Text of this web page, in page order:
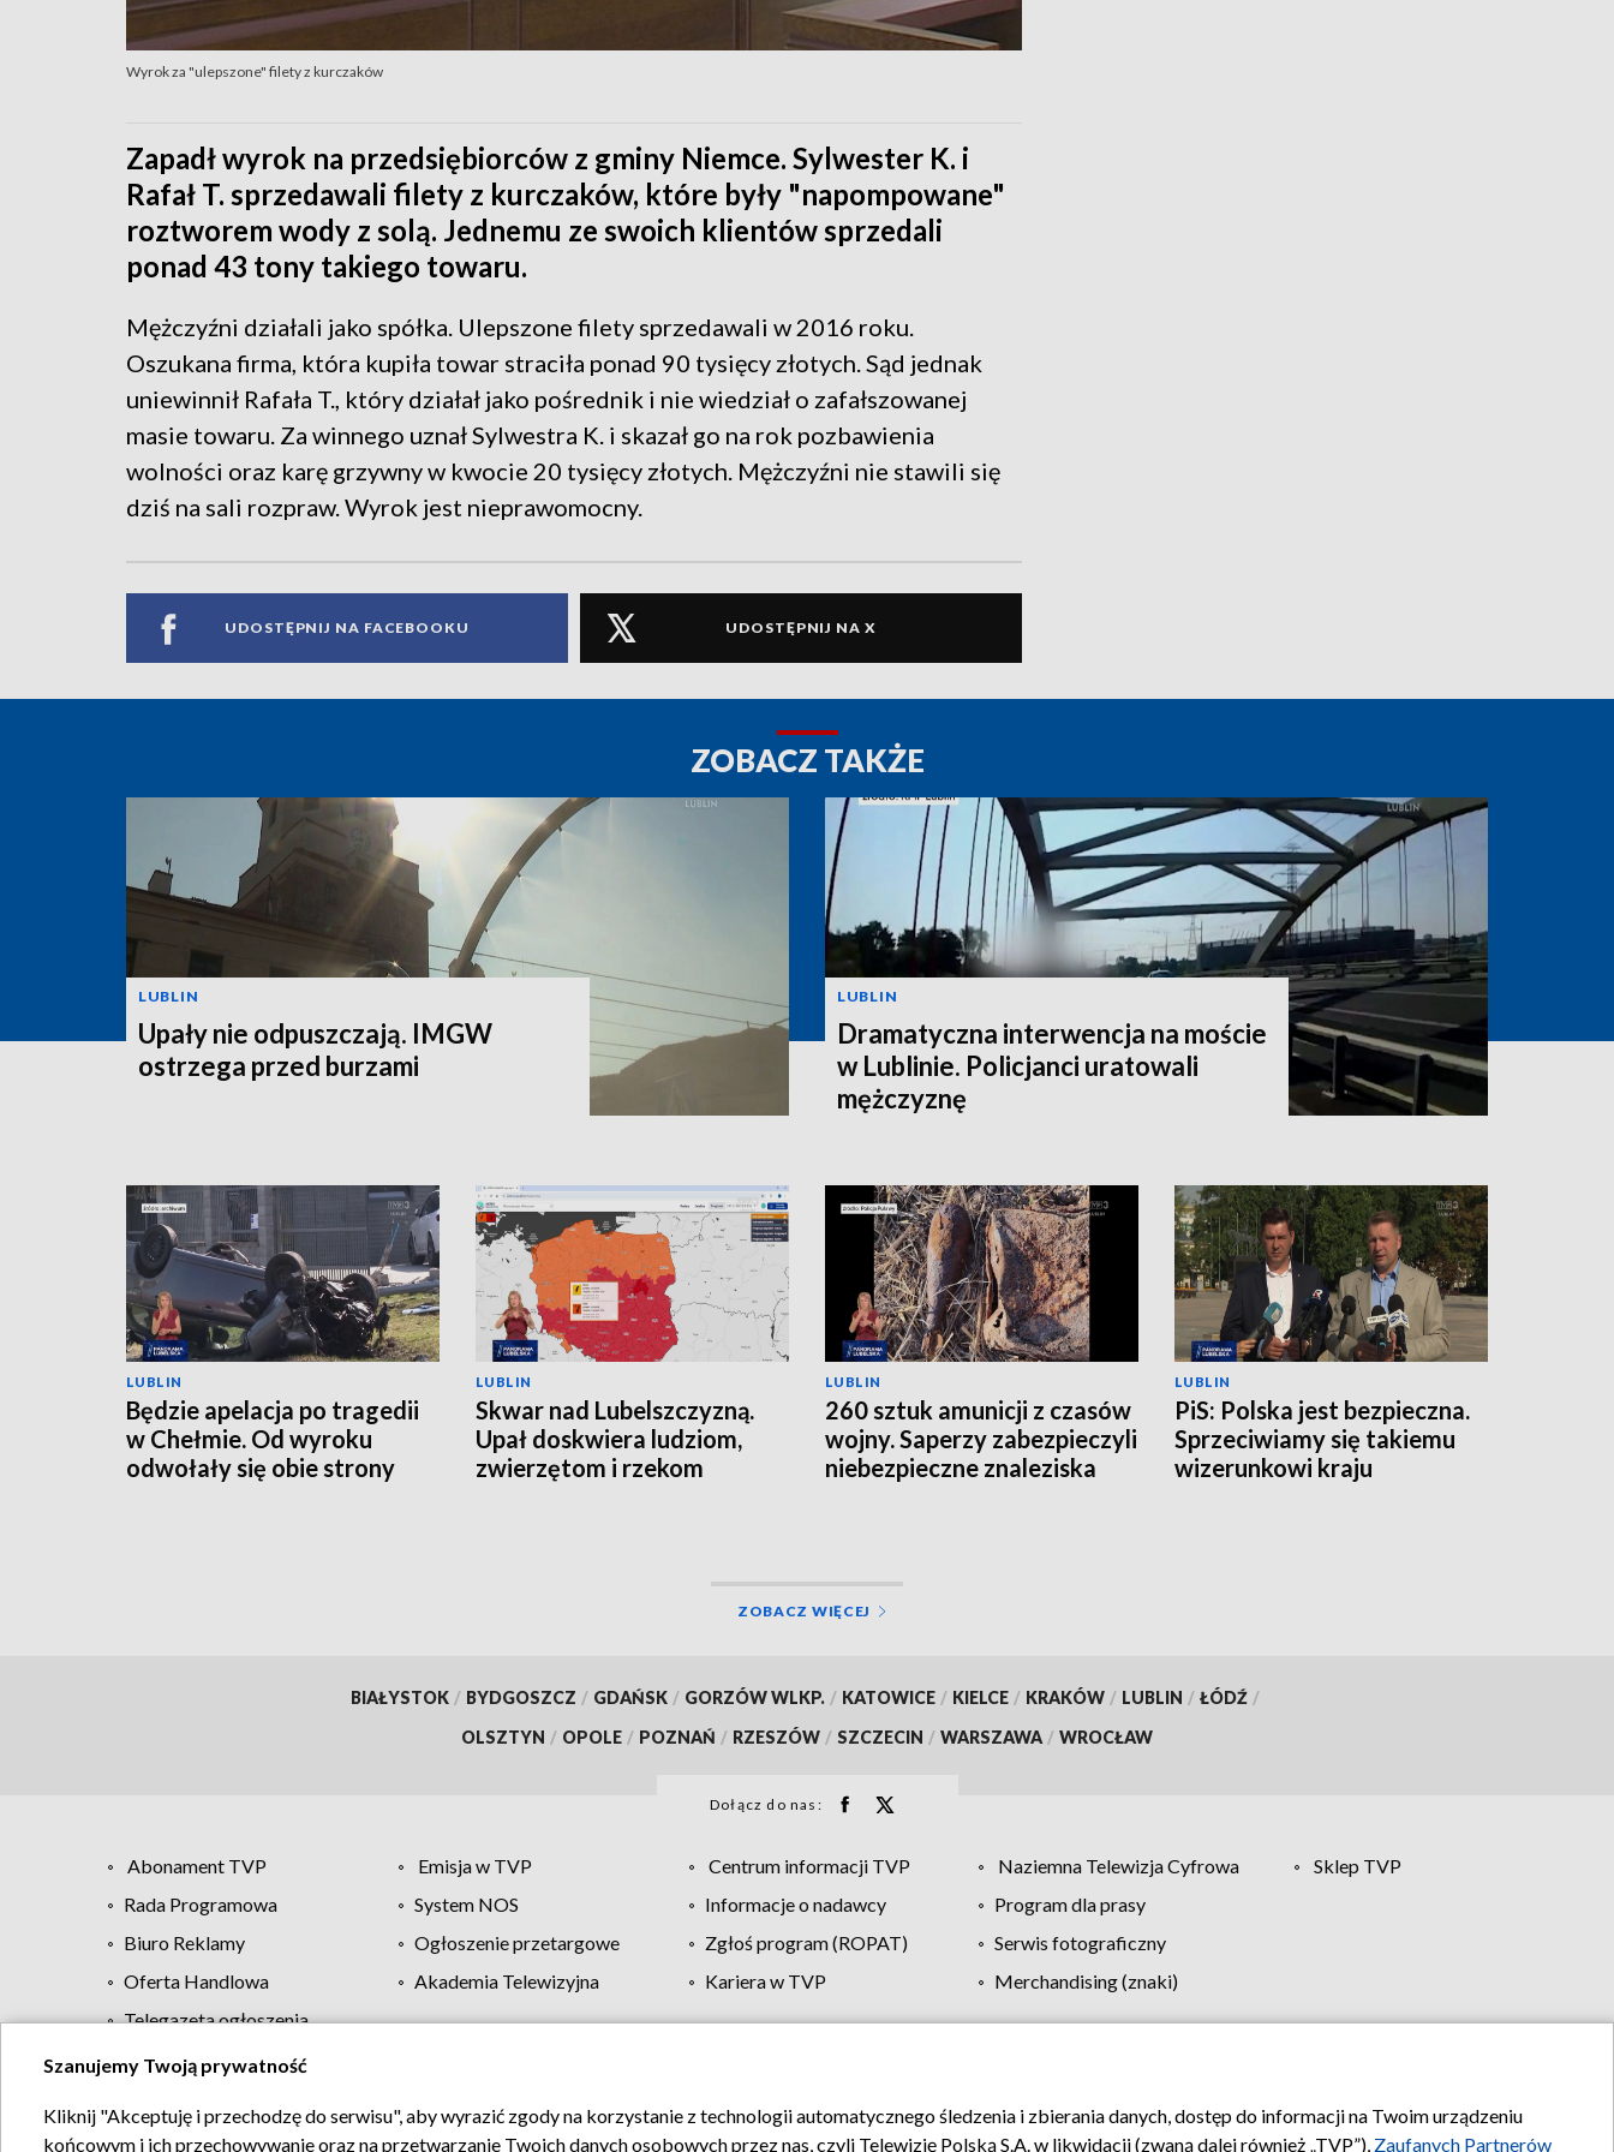
Wyrok za "ulepszone" filety z kurczaków
Zapadł wyrok na przedsiębiorców z gminy Niemce. Sylwester K. i
Rafał T. sprzedawali filety z kurczaków, które były "napompowane"
roztworem wody z solą. Jednemu ze swoich klientów sprzedali
ponad 43 tony takiego towaru.
Mężczyźni działali jako spółka. Ulepszone filety sprzedawali w 2016 roku.
Oszukana firma, która kupiła towar straciła ponad 90 tysięcy złotych. Sąd jednak
uniewinnił Rafała T., który działał jako pośrednik i nie wiedział o zafałszowanej
masie towaru. Za winnego uznał Sylwestra K. i skazał go na rok pozbawienia
wolności oraz karę grzywny w kwocie 20 tysięcy złotych. Mężczyźni nie stawili się
dziś na sali rozpraw. Wyrok jest nieprawomocny.
UDOSTĘPNIJ NA FACEBOOKU UDOSTĘPNIJ NA X
ZOBACZ TAKŻE
LUBLIN
Upały nie odpuszczają. IMGW
ostrzega przed burzami
LUBLIN
Dramatyczna interwencja na moście
w Lublinie. Policjanci uratowali
mężczyznę
LUBLIN
Będzie apelacja po tragedii
w Chełmie. Od wyroku
odwołały się obie strony
LUBLIN
Skwar nad Lubelszczyzną.
Upał doskwiera ludziom,
zwierzętom i rzekom
LUBLIN
260 sztuk amunicji z czasów
wojny. Saperzy zabezpieczyli
niebezpieczne znaleziska
LUBLIN
PiS: Polska jest bezpieczna.
Sprzeciwiamy się takiemu
wizerunkowi kraju
ZOBACZ WIĘCEJ
BIAŁYSTOK / BYDGOSZCZ / GDAŃSK / GORZÓW WLKP. / KATOWICE / KIELCE / KRAKÓW / LUBLIN / ŁÓDŹ /
OLSZTYN / OPOLE / POZNAŃ / RZESZÓW / SZCZECIN / WARSZAWA / WROCŁAW
Dołącz do nas:
Abonament TVP Emisja w TVP Centrum informacji TVP Naziemna Telewizja Cyfrowa
Sklep TVP
Rada Programowa
System NOS Informacje o nadawcy
Program dla prasy
Biuro Reklamy
Ogłoszenie przetargowe Zgłoś program (ROPAT)
Serwis fotograficzny
Oferta Handlowa
Akademia Telewizyjna Kariera w TVP
Merchandising (znaki)
Telegazeta ogłoszenia
Regulamin TVP Polityka prywatności Moje zgody Pomoc Biuro reklamy Kontakt
Szanujemy Twoją prywatność
Kliknij "Akceptuję i przechodzę do serwisu", aby wyrazić zgody na korzystanie z technologii automatycznego śledzenia i zbierania danych, dostęp do informacji na Twoim urządzeniu
końcowym i ich przechowywanie oraz na przetwarzanie Twoich danych osobowych przez nas, czyli Telewizję Polską S.A. w likwidacji (zwaną dalej również „TVP”), Zaufanych Partnerów